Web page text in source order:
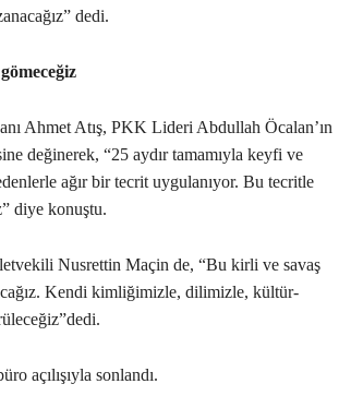
dedi.
Ahmet Atış, PKK Lideri Abdullah Öcalan’ın
değinerek, “25 aydır tamamıyla keyfi ve
ağır bir tecrit uygulanıyor. Bu tecritle
diye konuştu.
Nusrettin Maçin de, “Bu kirli ve savaş
Kendi kimliğimizle, dilimizle, kültür-
açılışıyla sonlandı.